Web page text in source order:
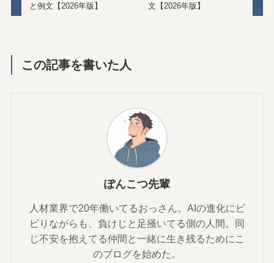
と例文【2026年版】
文【2026年版】
この記事を書いた人
ぽんこつ先輩
人材業界で20年働いてるおっさん。AIの進化にビ
ビりながらも、負けじと足掻いてる側の人間。同
じ不安を抱えてる仲間と一緒に生き残るためにこ
のブログを始めた。